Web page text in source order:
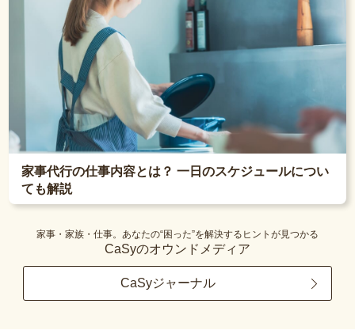
家事代行の仕事内容とは？ 一日のスケジュールについ
ても解説
家事・家族・仕事。あなたの“困った”を解決するヒントが見つかる
CaSyのオウンドメディア
CaSyジャーナル